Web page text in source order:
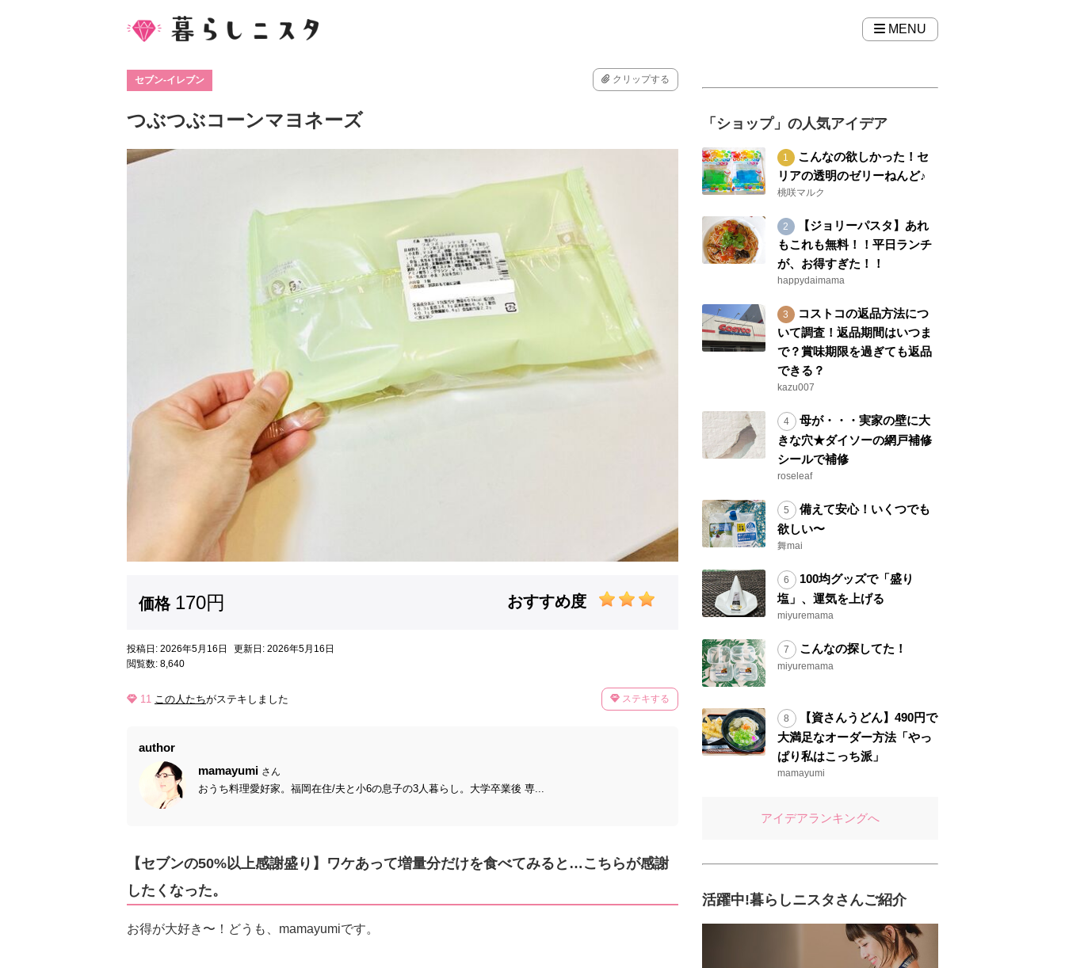
MENU
セブン-イレブン クリップする
つぶつぶコーンマヨネーズ
価格 170円 おすすめ度
投稿日: 2026年5月16日
更新日: 2026年5月16日
閲覧数: 8,640
11 この人たちがステキしました ステキする
author
mamayumi さん
おうち料理愛好家。福岡在住/夫と小6の息子の3人暮らし。大学卒業後 専...
【セブンの50%以上感謝盛り】ワケあって増量分だけを食べてみると…こちらが感謝
したくなった。
お得が大好き〜！どうも、mamayumiです。
「ショップ」の人気アイデア
こんなの欲しかった！セ
リアの透明のゼリーねんど♪
桃咲マルク
【ジョリーパスタ】あれ
もこれも無料！！平日ランチ
が、お得すぎた！！
happydaimama
コストコの返品方法につ
いて調査！返品期間はいつま
で？賞味期限を過ぎても返品
できる？
kazu007
母が・・・実家の壁に大
きな穴★ダイソーの網戸補修
シールで補修
roseleaf
備えて安心！いくつでも
欲しい〜
舞mai
100均グッズで「盛り
塩」、運気を上げる
miyuremama
こんなの探してた！
miyuremama
【資さんうどん】490円で
大満足なオーダー方法「やっ
ぱり私はこっち派」
mamayumi
アイデアランキングへ
活躍中!暮らしニスタさんご紹介